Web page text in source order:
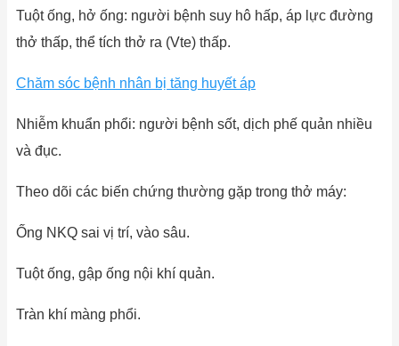
Tuột ống, hở ống: người bệnh suy hô hấp, áp lực đường
thở thấp, thể tích thở ra (Vte) thấp.
Chăm sóc bệnh nhân bị tăng huyết áp
Nhiễm khuẩn phổi: người bệnh sốt, dịch phế quản nhiều
và đục.
Theo dõi các biến chứng thường gặp trong thở máy:
Ống NKQ sai vị trí, vào sâu.
Tuột ống, gập ống nội khí quản.
Tràn khí màng phổi.